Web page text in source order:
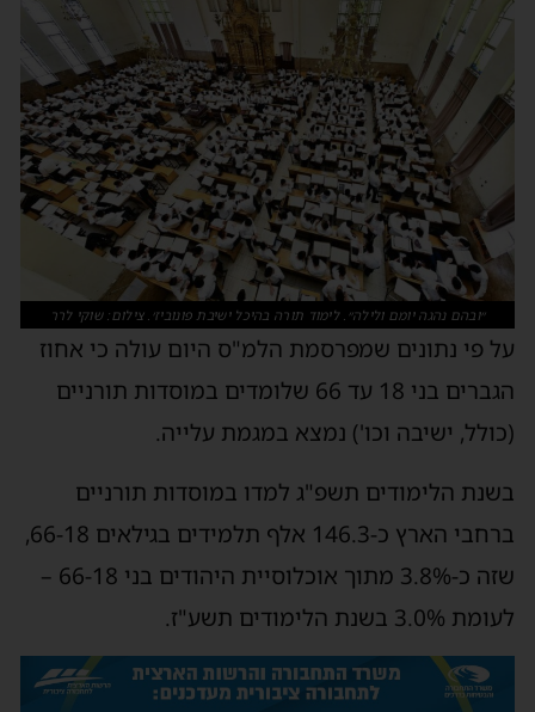
״ובהם נהגה יומם ולילה״. לימוד תורה בהיכל ישיבת פונוביז׳. צילום: שוקי לרר
פי נתונים שמפרסמת הלמ"ס היום עולה כי אחוז
הגברים בני 18 עד 66 שלומדים במוסדות תורניים
ישיבה וכו') נמצא במגמת עלייה.
הלימודים תשפ"ג למדו במוסדות תורניים
ברחבי הארץ כ-146.3 אלף תלמידים בגילאים 66-18,
שזה כ-3.8% מתוך אוכלוסיית היהודים בני 66-18 –
3.0% בשנת הלימודים תשע"ז.